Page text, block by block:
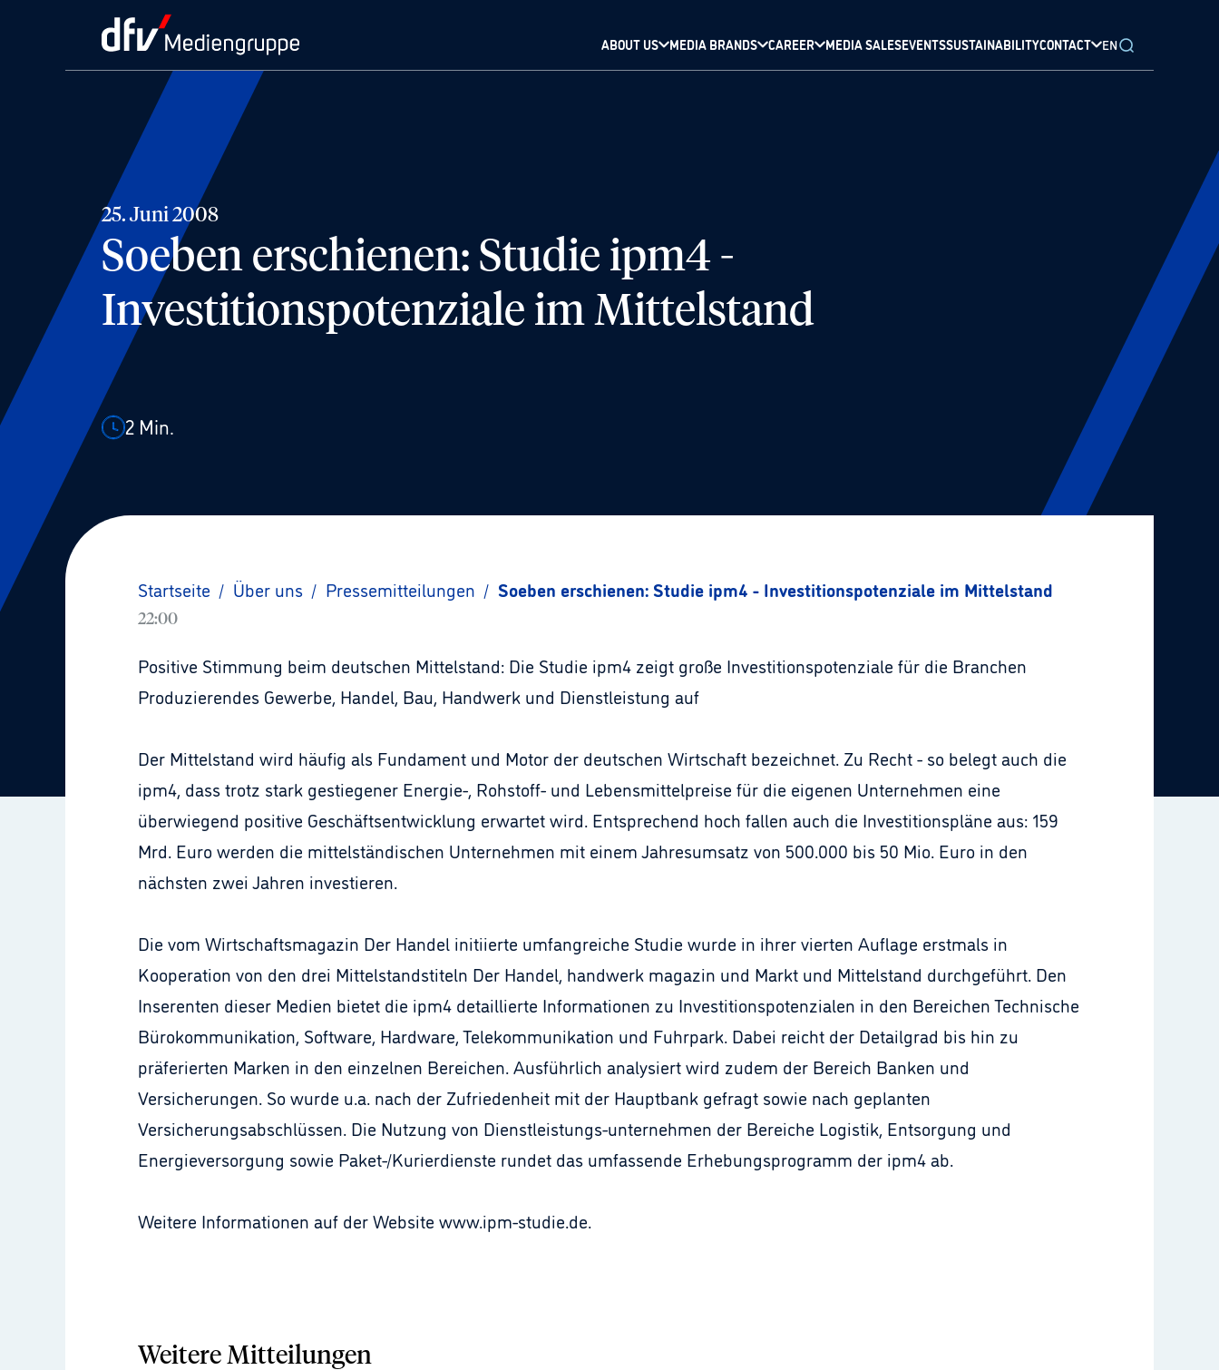
ABOUT US MEDIA BRANDS CAREER MEDIA SALESEVENTSSUSTAINABILITYCONTACT EN
25. Juni 2008
Soeben erschienen: Studie ipm4 -
Investitionspotenziale im Mittelstand
2 Min.
Startseite / Über uns / Pressemitteilungen / Soeben erschienen: Studie ipm4 - Investitionspotenziale im Mittelstand
22:00
Positive Stimmung beim deutschen Mittelstand: Die Studie ipm4 zeigt große Investitionspotenziale für die Branchen
Produzierendes Gewerbe, Handel, Bau, Handwerk und Dienstleistung auf
Der Mittelstand wird häufig als Fundament und Motor der deutschen Wirtschaft bezeichnet. Zu Recht - so belegt auch die
ipm4, dass trotz stark gestiegener Energie-, Rohstoff- und Lebensmittelpreise für die eigenen Unternehmen eine
überwiegend positive Geschäftsentwicklung erwartet wird. Entsprechend hoch fallen auch die Investitionspläne aus: 159
Mrd. Euro werden die mittelständischen Unternehmen mit einem Jahresumsatz von 500.000 bis 50 Mio. Euro in den
nächsten zwei Jahren investieren.
Die vom Wirtschaftsmagazin Der Handel initiierte umfangreiche Studie wurde in ihrer vierten Auflage erstmals in
Kooperation von den drei Mittelstandstiteln Der Handel, handwerk magazin und Markt und Mittelstand durchgeführt. Den
Inserenten dieser Medien bietet die ipm4 detaillierte Informationen zu Investitionspotenzialen in den Bereichen Technische
Bürokommunikation, Software, Hardware, Telekommunikation und Fuhrpark. Dabei reicht der Detailgrad bis hin zu
präferierten Marken in den einzelnen Bereichen. Ausführlich analysiert wird zudem der Bereich Banken und
Versicherungen. So wurde u.a. nach der Zufriedenheit mit der Hauptbank gefragt sowie nach geplanten
Versicherungsabschlüssen. Die Nutzung von Dienstleistungs-unternehmen der Bereiche Logistik, Entsorgung und
Energieversorgung sowie Paket-/Kurierdienste rundet das umfassende Erhebungsprogramm der ipm4 ab.
Weitere Informationen auf der Website www.ipm-studie.de.
Weitere Mitteilungen